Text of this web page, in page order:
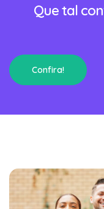
Que tal
Confira!